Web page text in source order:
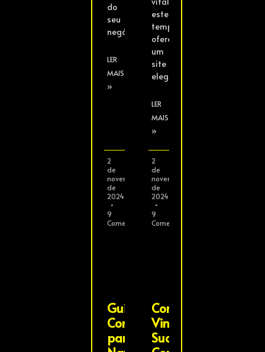
do
seu
negócio,
LER
MAIS
»
2
de
novembro
de
2024
9
Comentários
este
template
oferece
um
site
elegante
LER
MAIS
»
2
de
novembro
de
2024
9
Comentários
Guia
Completo
para
Como
Vincular
Sua